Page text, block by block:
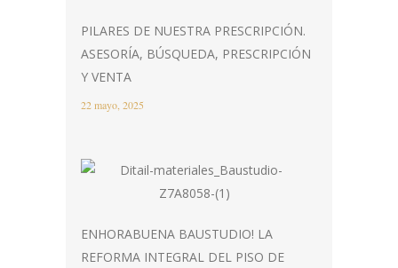
PILARES DE NUESTRA PRESCRIPCIÓN.
ASESORÍA, BÚSQUEDA, PRESCRIPCIÓN
Y VENTA
22 mayo, 2025
ENHORABUENA BAUSTUDIO! LA
REFORMA INTEGRAL DEL PISO DE